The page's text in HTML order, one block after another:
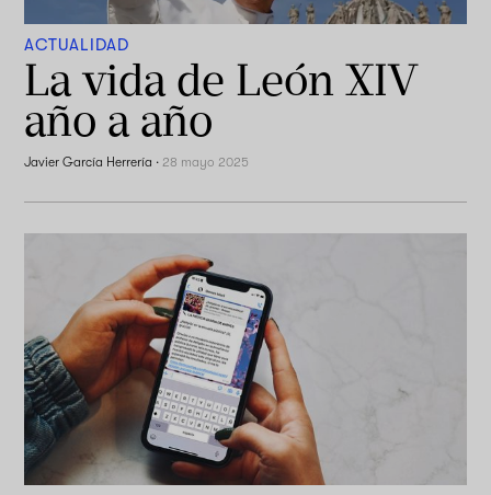
ACTUALIDAD
La vida de León XIV
año a año
Javier García Herrería · 28 mayo 2025